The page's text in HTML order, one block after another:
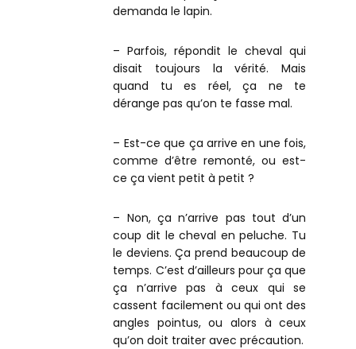
demanda le lapin.
– Parfois, répondit le cheval qui
disait toujours la vérité. Mais
quand tu es réel, ça ne te
dérange pas qu’on te fasse mal.
– Est-ce que ça arrive en une fois,
comme d’être remonté, ou est-
ce ça vient petit à petit ?
– Non, ça n’arrive pas tout d’un
coup dit le cheval en peluche. Tu
le deviens. Ça prend beaucoup de
temps. C’est d’ailleurs pour ça que
ça n’arrive pas à ceux qui se
cassent facilement ou qui ont des
angles pointus, ou alors à ceux
qu’on doit traiter avec précaution.